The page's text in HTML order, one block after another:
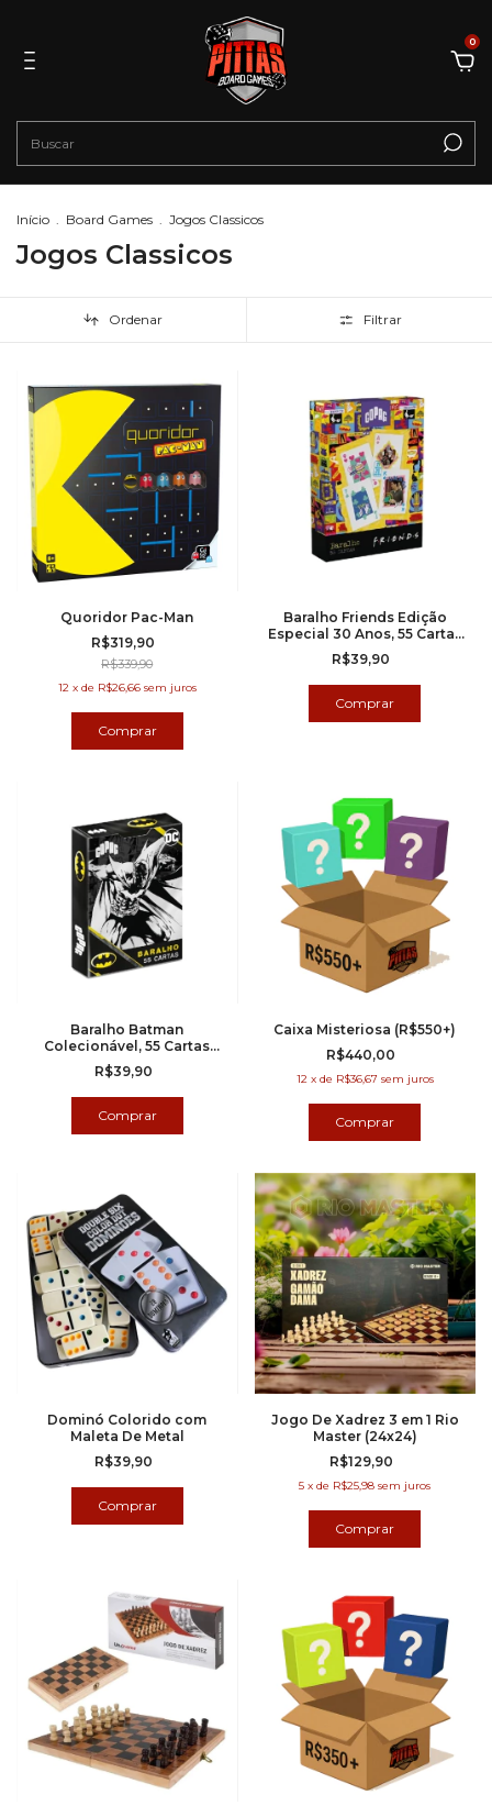
0
Início . Board Games . Jogos Classicos
Jogos Classicos
Ordenar Filtrar
Quoridor Pac-Man
R$319,90
R$339,90
12 x de R$26,66 sem juros
Baralho Friends Edição
Especial 30 Anos, 55 Cartas
(copag)
R$39,90
Baralho Batman
Colecionável, 55 Cartas
(Copag)
R$39,90
Caixa Misteriosa (R$550+)
R$440,00
12 x de R$36,67 sem juros
Dominó Colorido com
Maleta De Metal
R$39,90
Jogo De Xadrez 3 em 1 Rio
Master (24x24)
R$129,90
5 xde R$25,98 sem juros